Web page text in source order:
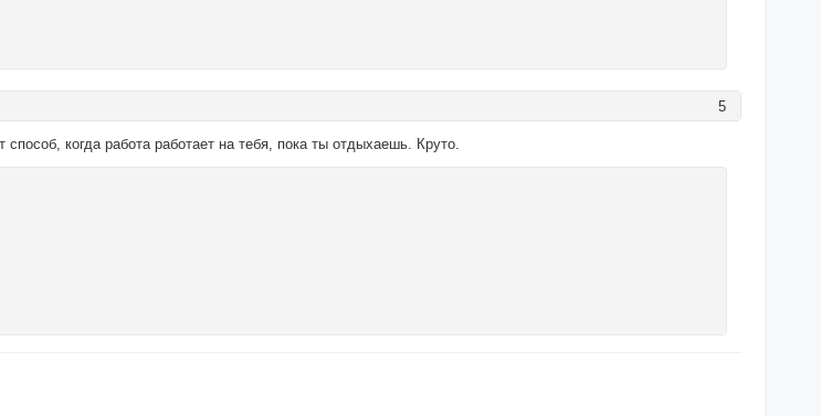
5
когда работа работает на тебя, пока ты отдыхаешь. Круто.